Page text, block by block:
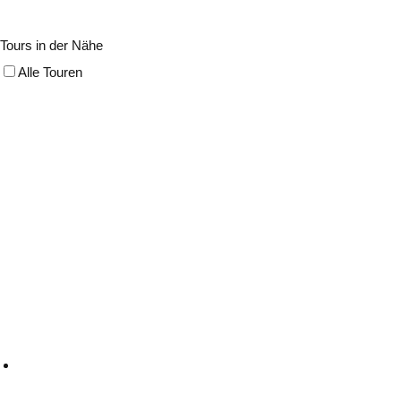
Tours in der Nähe
Alle Touren